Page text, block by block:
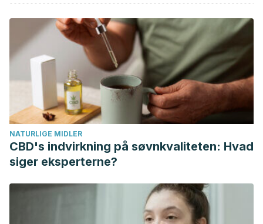
NATURLIGE MIDLER
CBD's indvirkning på søvnkvaliteten: Hvad
siger eksperterne?